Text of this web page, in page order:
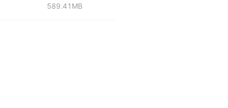
589.41MB